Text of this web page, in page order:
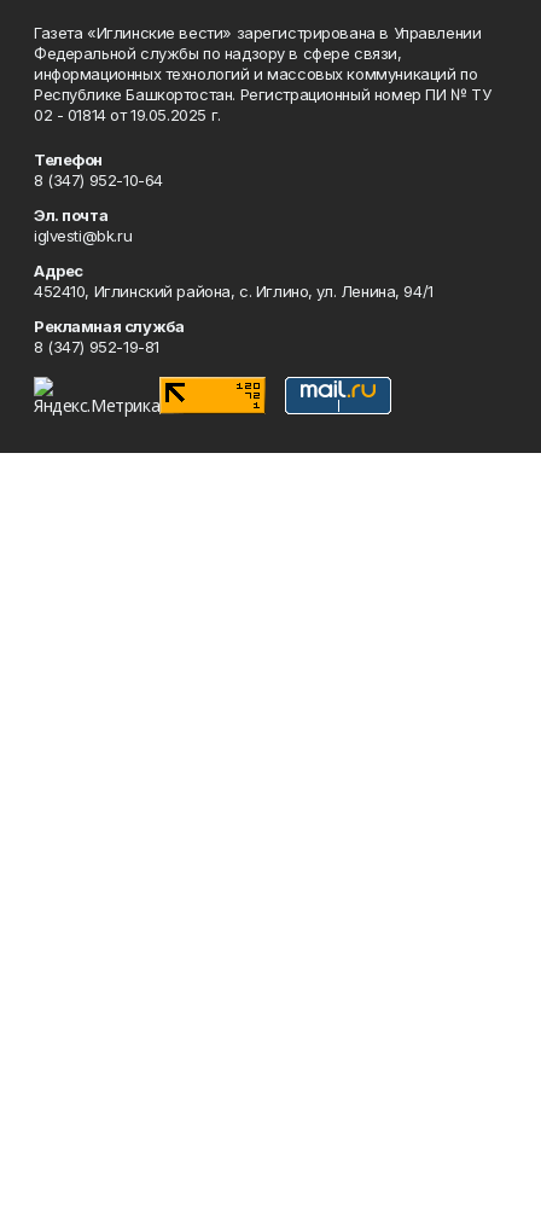
Газета «Иглинские вести» зарегистрирована в Управлении
Федеральной службы по надзору в сфере связи,
информационных технологий и массовых коммуникаций по
Республике Башкортостан. Регистрационный номер ПИ № ТУ
02 - 01814 от 19.05.2025 г.
Телефон
8 (347) 952-10-64
Эл. почта
iglvesti@bk.ru
Адрес
452410, Иглинский района, с. Иглино, ул. Ленина, 94/1
Рекламная служба
8 (347) 952-19-81